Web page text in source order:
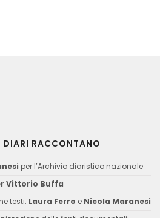
DIARI RACCONTANO
per l’Archivio diaristico nazionale
Vittorio Buffa
testi: Laura Ferro e Nicola Maranesi